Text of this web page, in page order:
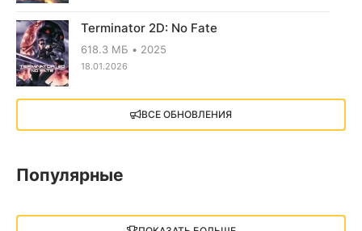
Terminator 2D: No Fate
618.3 МБ 2025
18.01.2026
X4: Foundations (2018)
13.73 GB 2018
13 ГБ 2025
ВСЕ ОБНОВЛЕНИЯ
Популярные